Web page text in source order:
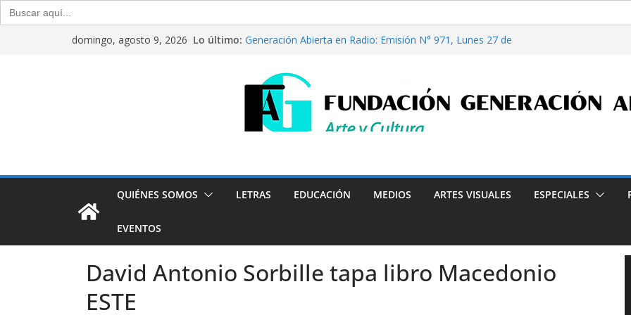
Buscar:
domingo, agosto 9, 2026 Lo último: Generación Abierta en Radio: Emisión N° 971, Lunes 27 de
2026
Del debate entre filosofía y tecnología, por Gabriella Bianco
Generación Abierta en Radio: Emisión N° 972, Lunes 03 de
Agosto de 2026
QUIÉNES SOMOS LETRAS EDUCACIÓN MEDIOS ARTES VISUALES ESPECIALES
EVENTOS
David Antonio Sorbille tapa libro Macedonio
ESTE